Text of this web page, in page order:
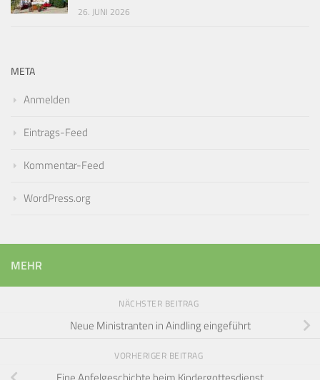
26. JUNI 2026
META
Anmelden
Eintrags-Feed
Kommentar-Feed
WordPress.org
MEHR
NÄCHSTER BEITRAG
Neue Ministranten in Aindling eingeführt
VORHERIGER BEITRAG